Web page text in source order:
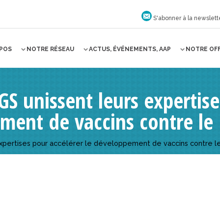
S'abonner à la
NOTRE RÉSEAU ACTUS, ÉVÉNEMENTS, AAP NOTRE
unissent leurs
de vaccins contre le
pour accélérer le développement de vaccins contre